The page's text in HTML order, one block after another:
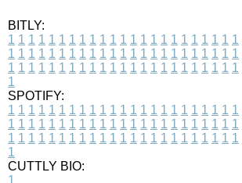
BITLY:
1 1 1 1 1 1 1 1 1 1 1 1 1 1 1 1 1 1 1 1 1 1 1
1 1 1 1 1 1 1 1 1 1 1 1 1 1 1 1 1 1 1 1 1 1 1
1 1 1 1 1 1 1 1 1 1 1 1 1 1 1 1 1 1 1 1 1 1 1
1
SPOTIFY:
1 1 1 1 1 1 1 1 1 1 1 1 1 1 1 1 1 1 1 1 1 1 1
1 1 1 1 1 1 1 1 1 1 1 1 1 1 1 1 1 1 1 1 1 1 1
1 1 1 1 1 1 1 1 1 1 1 1 1 1 1 1 1 1 1 1 1 1 1
1
CUTTLY BIO:
1